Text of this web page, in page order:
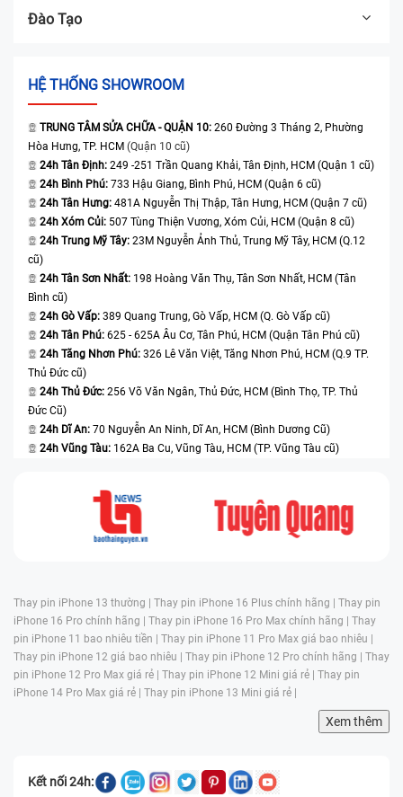
Đào Tạo
HỆ THỐNG SHOWROOM
TRUNG TÂM SỬA CHỮA - QUẬN 10: 260 Đường 3 Tháng 2, Phường
Hòa Hưng, TP. HCM (Quận 10 cũ)
24h Tân Định: 249 -251 Trần Quang Khải, Tân Định, HCM (Quận 1 cũ)
24h Bình Phú: 733 Hậu Giang, Bình Phú, HCM (Quận 6 cũ)
24h Tân Hưng: 481A Nguyễn Thị Thập, Tân Hưng, HCM (Quận 7 cũ)
24h Xóm Củi: 507 Tùng Thiện Vương, Xóm Củi, HCM (Quận 8 cũ)
24h Trung Mỹ Tây: 23M Nguyễn Ảnh Thủ, Trung Mỹ Tây, HCM (Q.12
cũ)
24h Tân Sơn Nhất: 198 Hoàng Văn Thụ, Tân Sơn Nhất, HCM (Tân
Bình cũ)
24h Gò Vấp: 389 Quang Trung, Gò Vấp, HCM (Q. Gò Vấp cũ)
24h Tân Phú: 625 - 625A Âu Cơ, Tân Phú, HCM (Quận Tân Phú cũ)
24h Tăng Nhơn Phú: 326 Lê Văn Việt, Tăng Nhơn Phú, HCM (Q.9 TP.
Thủ Đức cũ)
24h Thủ Đức: 256 Võ Văn Ngân, Thủ Đức, HCM (Bình Thọ, TP. Thủ
Đức Cũ)
24h Dĩ An: 70 Nguyễn An Ninh, Dĩ An, HCM (Bình Dương Cũ)
24h Vũng Tàu: 162A Ba Cu, Vũng Tàu, HCM (TP. Vũng Tàu cũ)
Thay pin iPhone 13 thường | Thay pin iPhone 16 Plus chính hãng | Thay pin
iPhone 16 Pro chính hãng | Thay pin iPhone 16 Pro Max chính hãng | Thay
pin iPhone 11 bao nhiêu tiền | Thay pin iPhone 11 Pro Max giá bao nhiêu |
Thay pin iPhone 12 giá bao nhiêu | Thay pin iPhone 12 Pro chính hãng | Thay
pin iPhone 12 Pro Max giá rẻ | Thay pin iPhone 12 Mini giá rẻ | Thay pin
iPhone 14 Pro Max giá rẻ | Thay pin iPhone 13 Mini giá rẻ |
Xem thêm
Kết nối 24h: